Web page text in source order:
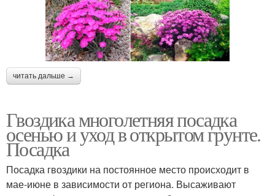
читать дальше →
Гвоздика многолетняя посадка
осенью и уход в открытом грунте.
Посадка
Посадка гвоздики на постоянное место происходит в
мае-июне в зависимости от региона. Высаживают